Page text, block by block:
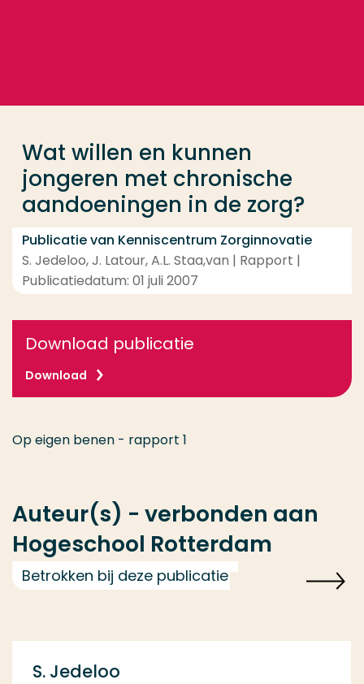
Wat willen en kunnen
jongeren met chronische
aandoeningen in de zorg?
Publicatie van Kenniscentrum Zorginnovatie
S. Jedeloo, J. Latour, A.L. Staa,van | Rapport |
Publicatiedatum: 01 juli 2007
Download publicatie
Download
Op eigen benen - rapport 1
Auteur(s) - verbonden aan
Hogeschool Rotterdam
Betrokken bij deze publicatie
S. Jedeloo
Opleiding
Contact